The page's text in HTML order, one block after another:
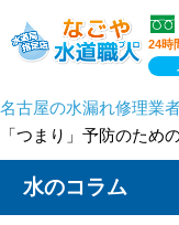
24時
名古屋の水漏れ修理業
「つまり」予防のため
水のコラム